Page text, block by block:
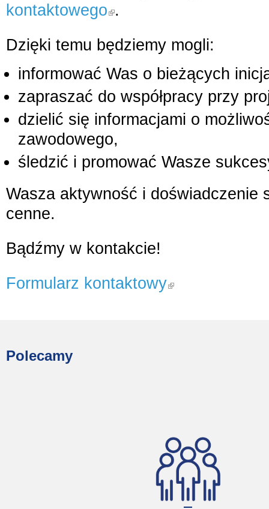
kontaktowego .
Dzięki temu będziemy mogli:
informować Was o bieżących
zapraszać do współpracy przy
dzielić się informacjami o
zawodowego,
śledzić i promować Wasze
Wasza aktywność i doświadczenie
cenne.
Bądźmy w kontakcie!
Formularz kontaktowy
Polecamy